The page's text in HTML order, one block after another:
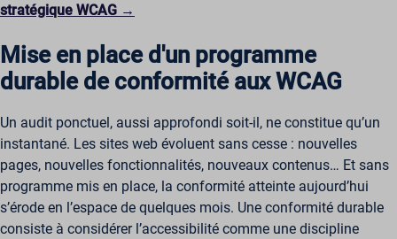
stratégique WCAG →
Mise en place d'un programme
durable de conformité aux WCAG
Un audit ponctuel, aussi approfondi soit-il, ne constitue qu’un
instantané. Les sites web évoluent sans cesse : nouvelles
pages, nouvelles fonctionnalités, nouveaux contenus… Et sans
programme mis en place, la conformité atteinte aujourd’hui
s’érode en l’espace de quelques mois. Une conformité durable
consiste à considérer l’accessibilité comme une discipline